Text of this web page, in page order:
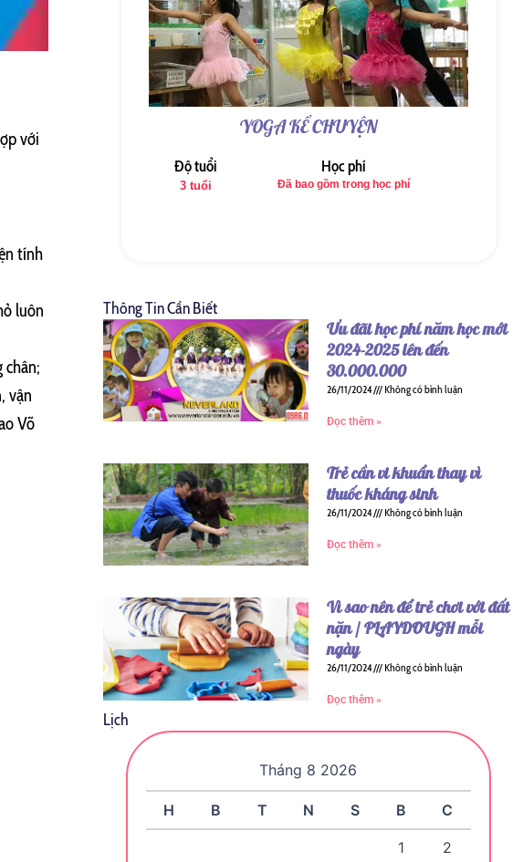
với
tính
luôn
chân;
vận
Võ
YOGA KỂ CHUYỆN
Độ tuổi
3 tuổi
Học phí
Đã bao gồm trong học phí
Thông Tin Cần Biết
Ưu đãi học phí năm học mới
2024-2025 lên đến
30.000.000
26/11/2024 Không có bình luận
Đọc thêm »
Trẻ cần vi khuẩn thay vì
thuốc kháng sinh
26/11/2024 Không có bình luận
Đọc thêm »
Vì sao nên để trẻ chơi với đất
nặn / PLAYDOUGH mỗi
ngày
26/11/2024 Không có bình luận
Đọc thêm »
Lịch
Tháng 8 2026
H B T N S B C
1
2